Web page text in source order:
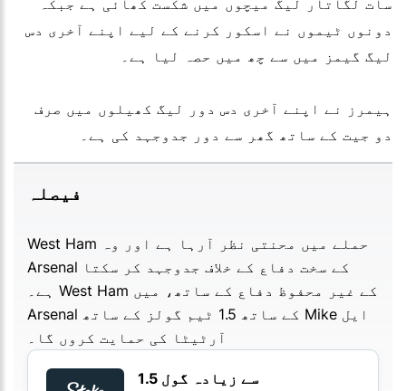
سات لگاتار لیگ میچوں میں شکست کھائی ہے جبکہ
دونوں ٹیموں نے اسکور کرنے کے لیے اپنے آخری دس
لیگ گیمز میں سے چھ میں حصہ لیا ہے۔
ہیمرز نے اپنے آخری دس دور لیگ کھیلوں میں صرف
دو جیت کے ساتھ گھر سے دور جدوجہد کی ہے۔
فیصلہ
West Ham حملے میں محنتی نظر آرہا ہے اور وہ
Arsenal کے سخت دفاع کے خلاف جدوجہد کر سکتا
ہے۔ West Ham کے غیر محفوظ دفاع کے ساتھ، میں
Arsenal کے ساتھ 1.5 ٹیم گولز کے ساتھ Mike ایل
آرٹیٹا کی حمایت کروں گا۔
1.5 سے زیادہ گول